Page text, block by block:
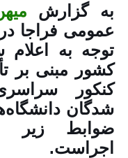
به گزارش
عمومی فراجا در
توجه به
کشور مبنی بر
کنکور
شدگان
ضوابط زیر
اجراست.